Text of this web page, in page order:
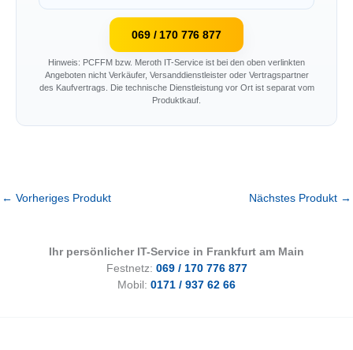
069 / 170 776 877
Hinweis: PCFFM bzw. Meroth IT-Service ist bei den oben verlinkten
Angeboten nicht Verkäufer, Versanddienstleister oder Vertragspartner
des Kaufvertrags. Die technische Dienstleistung vor Ort ist separat vom
Produktkauf.
← Vorheriges Produkt Nächstes Produkt →
Ihr persönlicher IT-Service in Frankfurt am Main
Festnetz: 069 / 170 776 877
Mobil: 0171 / 937 62 66